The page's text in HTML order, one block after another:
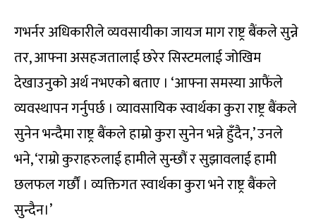
गभर्नर अधिकारीले व्यवसायीका जायज माग राष्ट्र बैंकले सुन्ने
तर, आफ्ना असहजतालाई छरेर सिस्टमलाई जोखिम
देखाउनुको अर्थ नभएको बताए । ‘आफ्ना समस्या आफैंले
व्यवस्थापन गर्नुपर्छ । व्यावसायिक स्वार्थका कुरा राष्ट्र बैंकले
सुनेन भन्दैमा राष्ट्र बैंकले हाम्रो कुरा सुनेन भन्ने हुँदैन,’ उनले
भने, ‘राम्रो कुराहरुलाई हामीले सुन्छौं र सुझावलाई हामी
छलफल गर्छौं । व्यक्तिगत स्वार्थका कुरा भने राष्ट्र बैंकले
सुन्दैन।’